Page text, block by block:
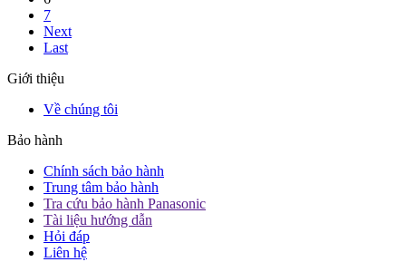
7
Next
Last
Giới thiệu
Về chúng tôi
Bảo hành
Chính sách bảo hành
Trung tâm bảo hành
Tra cứu bảo hành Panasonic
Tài liệu hướng dẫn
Hỏi đáp
Liên hệ